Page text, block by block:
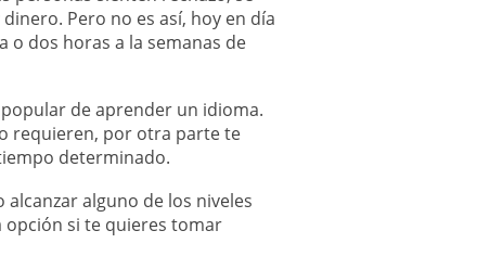
Pero no es así, hoy en día
o dos horas a la semanas de
de aprender un idioma.
requieren, por otra parte te
determinado.
alguno de los niveles
opción si te quieres tomar